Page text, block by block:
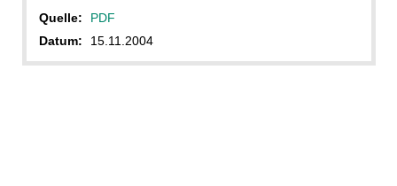
Quelle:
PDF
Datum:
15.11.2004